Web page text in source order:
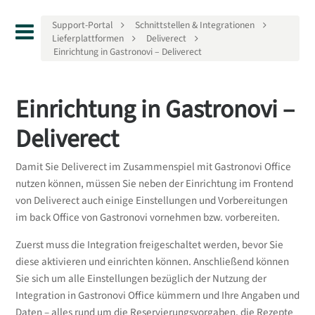
Support-Portal
Schnittstellen & Integrationen
Lieferplattformen
Deliverect
Einrichtung in Gastronovi – Deliverect
Einrichtung in Gastronovi –
Deliverect
Damit Sie Deliverect im Zusammenspiel mit Gastronovi Office
nutzen können, müssen Sie neben der Einrichtung im Frontend
von Deliverect auch einige Einstellungen und Vorbereitungen
im back Office von Gastronovi vornehmen bzw. vorbereiten.
Zuerst muss die Integration freigeschaltet werden, bevor Sie
diese aktivieren und einrichten können. Anschließend können
Sie sich um alle Einstellungen bezüglich der Nutzung der
Integration in Gastronovi Office kümmern und Ihre Angaben und